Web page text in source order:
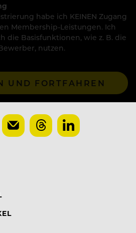
habe ich KEINEN Zugang
Membership-Leistungen. Ich
die Basisfunktionen, wie z. B. die
nutzen.
UND FORTFAHREN